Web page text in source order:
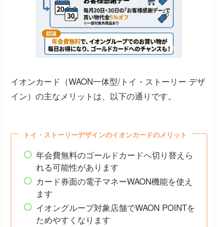
イオンカード（WAON一体型/トイ・ストーリー デザ
イン）の主なメリットは、以下の通りです。
トイ・ストーリーデザインのイオンカードのメリット
年会費無料のゴールドカードへ切り替えら
れる可能性があります
カード券面の電子マネーWAON機能を使え
ます
イオングループ対象店舗でWAON POINTを
ためやすくなります